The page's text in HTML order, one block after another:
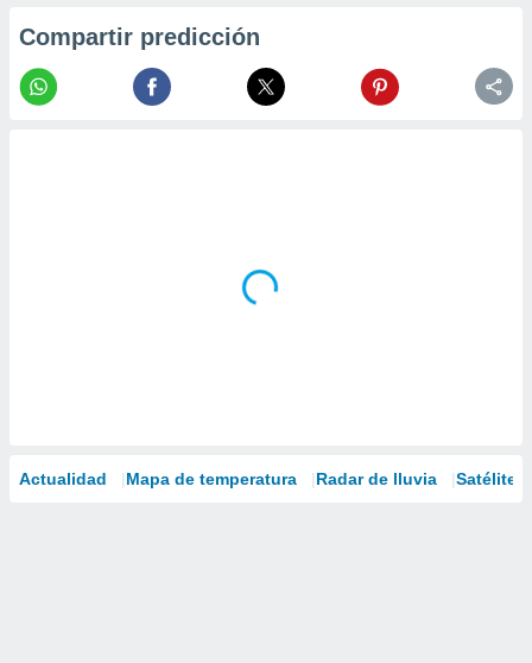
Compartir predicción
Actualidad Mapa de temperatura Radar de lluvia Satélites